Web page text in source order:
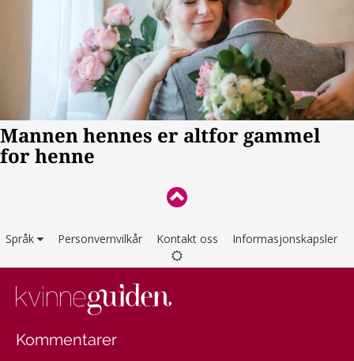
Språk Personvernvilkår Kontakt oss Informasjonskapsler
Kommentarer